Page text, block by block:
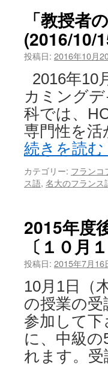
「教授者
(2016/10/
投稿日: 2016年10月
2016年10
カミング
科では、
専門性を
続きを読む
カテゴリー: フラン
ス語, 名大のフランス
2015年度
〔１０月
投稿日: 2015年7月16
10月1日（
の授業の
参加して
に、中級
れます。